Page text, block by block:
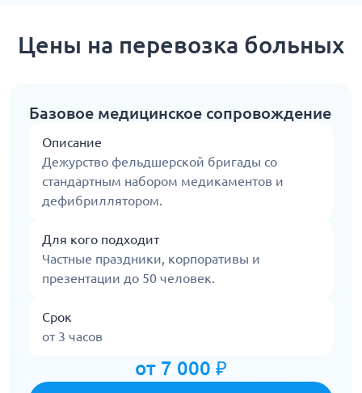
Цены на перевозка больных
Базовое медицинское сопровождение
Описание
Дежурство фельдшерской бригады со
стандартным набором медикаментов и
дефибриллятором.
Для кого подходит
Частные праздники, корпоративы и
презентации до 50 человек.
Срок
от 3 часов
от 7 000 ₽